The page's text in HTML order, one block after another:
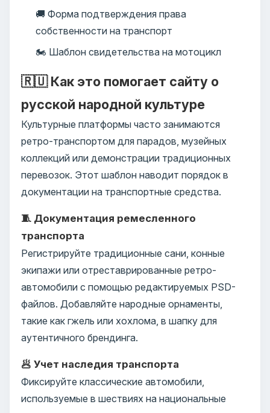
🚚 Форма подтверждения права
собственности на транспорт
🏍️ Шаблон свидетельства на мотоцикл
🇷🇺 Как это помогает сайту о
русской народной культуре
Культурные платформы часто занимаются
ретро-транспортом для парадов, музейных
коллекций или демонстрации традиционных
перевозок. Этот шаблон наводит порядок в
документации на транспортные средства.
🧵 Документация ремесленного
транспорта
Регистрируйте традиционные сани, конные
экипажи или отреставрированные ретро-
автомобили с помощью редактируемых PSD-
файлов. Добавляйте народные орнаменты,
такие как гжель или хохлома, в шапку для
аутентичного брендинга.
🥟 Учет наследия транспорта
Фиксируйте классические автомобили,
используемые в шествиях на национальные